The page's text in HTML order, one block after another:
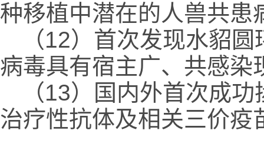
种移植中潜在的人兽共患
（12）首次发现水貂
病毒具有宿主广、共感染
（13）国内外首次成
治疗性抗体及相关三价疫